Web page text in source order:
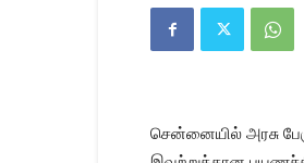
சென்னையில் அரசு